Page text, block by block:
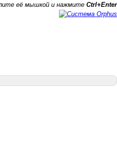
её мышкой и нажмите Ctrl+Enter